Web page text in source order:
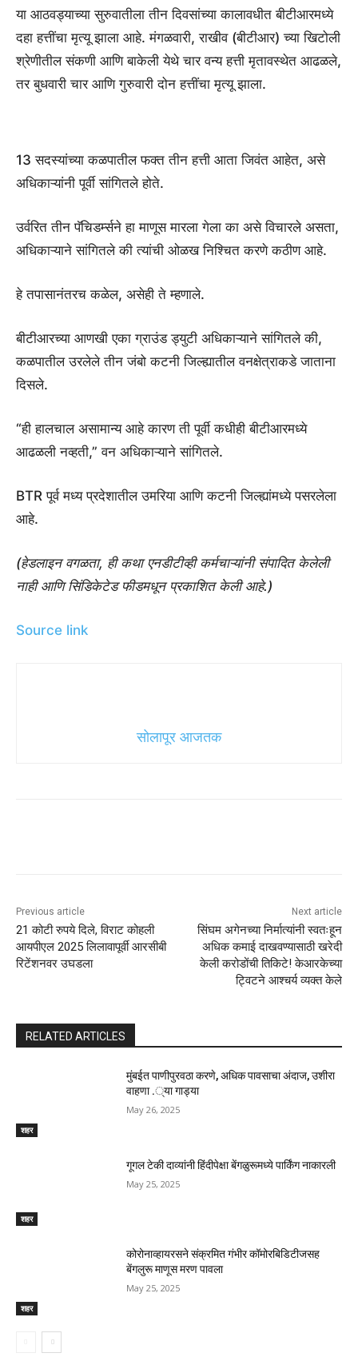
या आठवड्याच्या सुरुवातीला तीन दिवसांच्या कालावधीत बीटीआरमध्ये
दहा हत्तींचा मृत्यू झाला आहे. मंगळवारी, राखीव (बीटीआर) च्या खिटोली
श्रेणीतील संकणी आणि बाकेली येथे चार वन्य हत्ती मृतावस्थेत आढळले,
तर बुधवारी चार आणि गुरुवारी दोन हत्तींचा मृत्यू झाला.
13 सदस्यांच्या कळपातील फक्त तीन हत्ती आता जिवंत आहेत, असे
अधिकाऱ्यांनी पूर्वी सांगितले होते.
उर्वरित तीन पॅचिडर्म्सने हा माणूस मारला गेला का असे विचारले असता,
अधिकाऱ्याने सांगितले की त्यांची ओळख निश्चित करणे कठीण आहे.
हे तपासानंतरच कळेल, असेही ते म्हणाले.
बीटीआरच्या आणखी एका ग्राउंड ड्युटी अधिकाऱ्याने सांगितले की,
कळपातील उरलेले तीन जंबो कटनी जिल्ह्यातील वनक्षेत्राकडे जाताना
दिसले.
“ही हालचाल असामान्य आहे कारण ती पूर्वी कधीही बीटीआरमध्ये
आढळली नव्हती,” वन अधिकाऱ्याने सांगितले.
BTR पूर्व मध्य प्रदेशातील उमरिया आणि कटनी जिल्ह्यांमध्ये पसरलेला
आहे.
(हेडलाइन वगळता, ही कथा एनडीटीव्ही कर्मचाऱ्यांनी संपादित केलेली
नाही आणि सिंडिकेटेड फीडमधून प्रकाशित केली आहे.)
Source link
सोलापूर आजतक
Previous article
21 कोटी रुपये दिले, विराट कोहली
आयपीएल 2025 लिलावापूर्वी आरसीबी
रिटेंशनवर उघडला
Next article
सिंघम अगेनच्या निर्मात्यांनी स्वतःहून
अधिक कमाई दाखवण्यासाठी खरेदी
केली करोडोंची तिकिटे! केआरकेच्या
ट्विटने आश्चर्य व्यक्त केले
RELATED ARTICLES
शहर
मुंबईत पाणीपुरवठा करणे, अधिक पावसाचा अंदाज, उशीरा
वाहणा .्या गाड्या
May 26, 2025
शहर
गूगल टेकी दाव्यांनी हिंदीपेक्षा बेंगळुरूमध्ये पार्किंग नाकारली
May 25, 2025
शहर
कोरोनाव्हायरसने संक्रमित गंभीर कॉमोरबिडिटीजसह
बेंगलुरू माणूस मरण पावला
May 25, 2025